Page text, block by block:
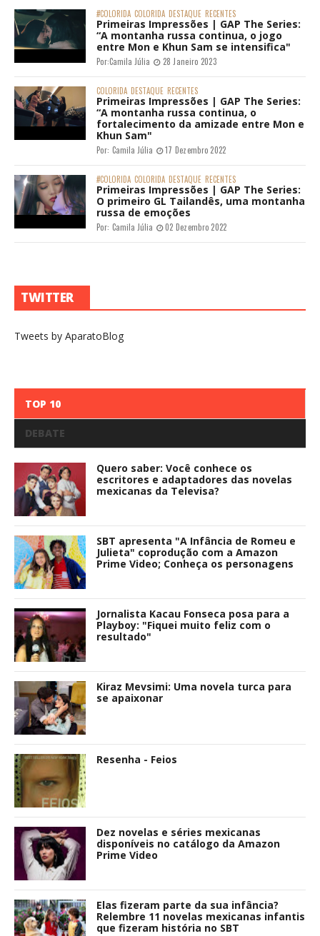
#COLORIDA COLORIDA DESTAQUE RECENTES
Primeiras Impressões | GAP The Series:
“A montanha russa continua, o jogo
entre Mon e Khun Sam se intensifica"
Por:Camila Júlia 28 Janeiro 2023
COLORIDA DESTAQUE RECENTES
Primeiras Impressões | GAP The Series:
“A montanha russa continua, o
fortalecimento da amizade entre Mon e
Khun Sam"
Por: Camila Júlia 17 Dezembro 2022
#COLORIDA COLORIDA DESTAQUE RECENTES
Primeiras Impressões | GAP The Series:
O primeiro GL Tailandês, uma montanha
russa de emoções
Por: Camila Júlia 02 Dezembro 2022
TWITTER
Tweets by AparatoBlog
TOP 10
DEBATE
Quero saber: Você conhece os
escritores e adaptadores das novelas
mexicanas da Televisa?
SBT apresenta "A Infância de Romeu e
Julieta" coprodução com a Amazon
Prime Video; Conheça os personagens
Jornalista Kacau Fonseca posa para a
Playboy: "Fiquei muito feliz com o
resultado"
Kiraz Mevsimi: Uma novela turca para
se apaixonar
Resenha - Feios
Dez novelas e séries mexicanas
disponíveis no catálogo da Amazon
Prime Video
Elas fizeram parte da sua infância?
Relembre 11 novelas mexicanas infantis
que fizeram história no SBT